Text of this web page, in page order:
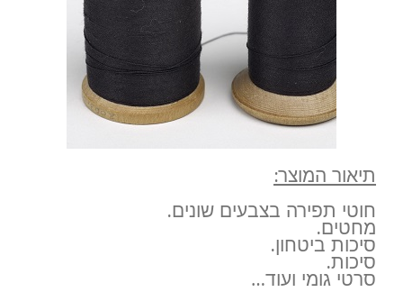
תיאור המוצר:
חוטי תפירה בצבעים שונים.
מחטים.
סיכות ביטחון.
סיכות.
סרטי גומי ועוד…